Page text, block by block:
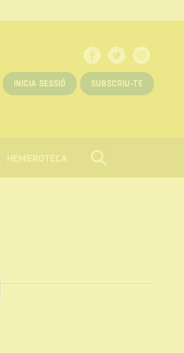
INICIA SESSIÓ SUBSCRIU-TE
HEMEROTECA CERCAR